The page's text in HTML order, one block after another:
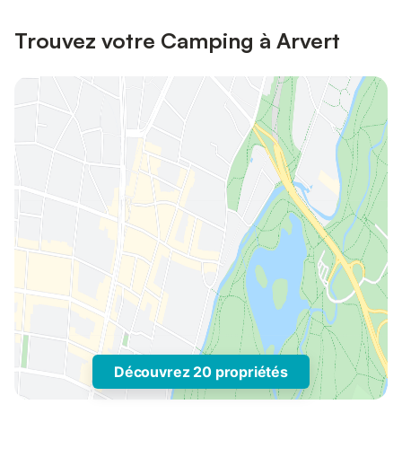
Trouvez votre Camping à Arvert
Découvrez 20 propriétés